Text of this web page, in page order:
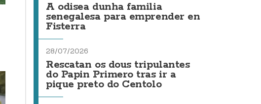
A odisea dunha familia
senegalesa para emprender en
Fisterra
28/07/2026
Rescatan os dous tripulantes
do Papin Primero tras ir a
pique preto do Centolo